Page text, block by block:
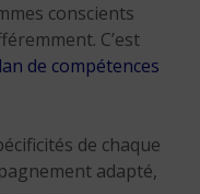
conscients
C’est
de compétences
de chaque
adapté,